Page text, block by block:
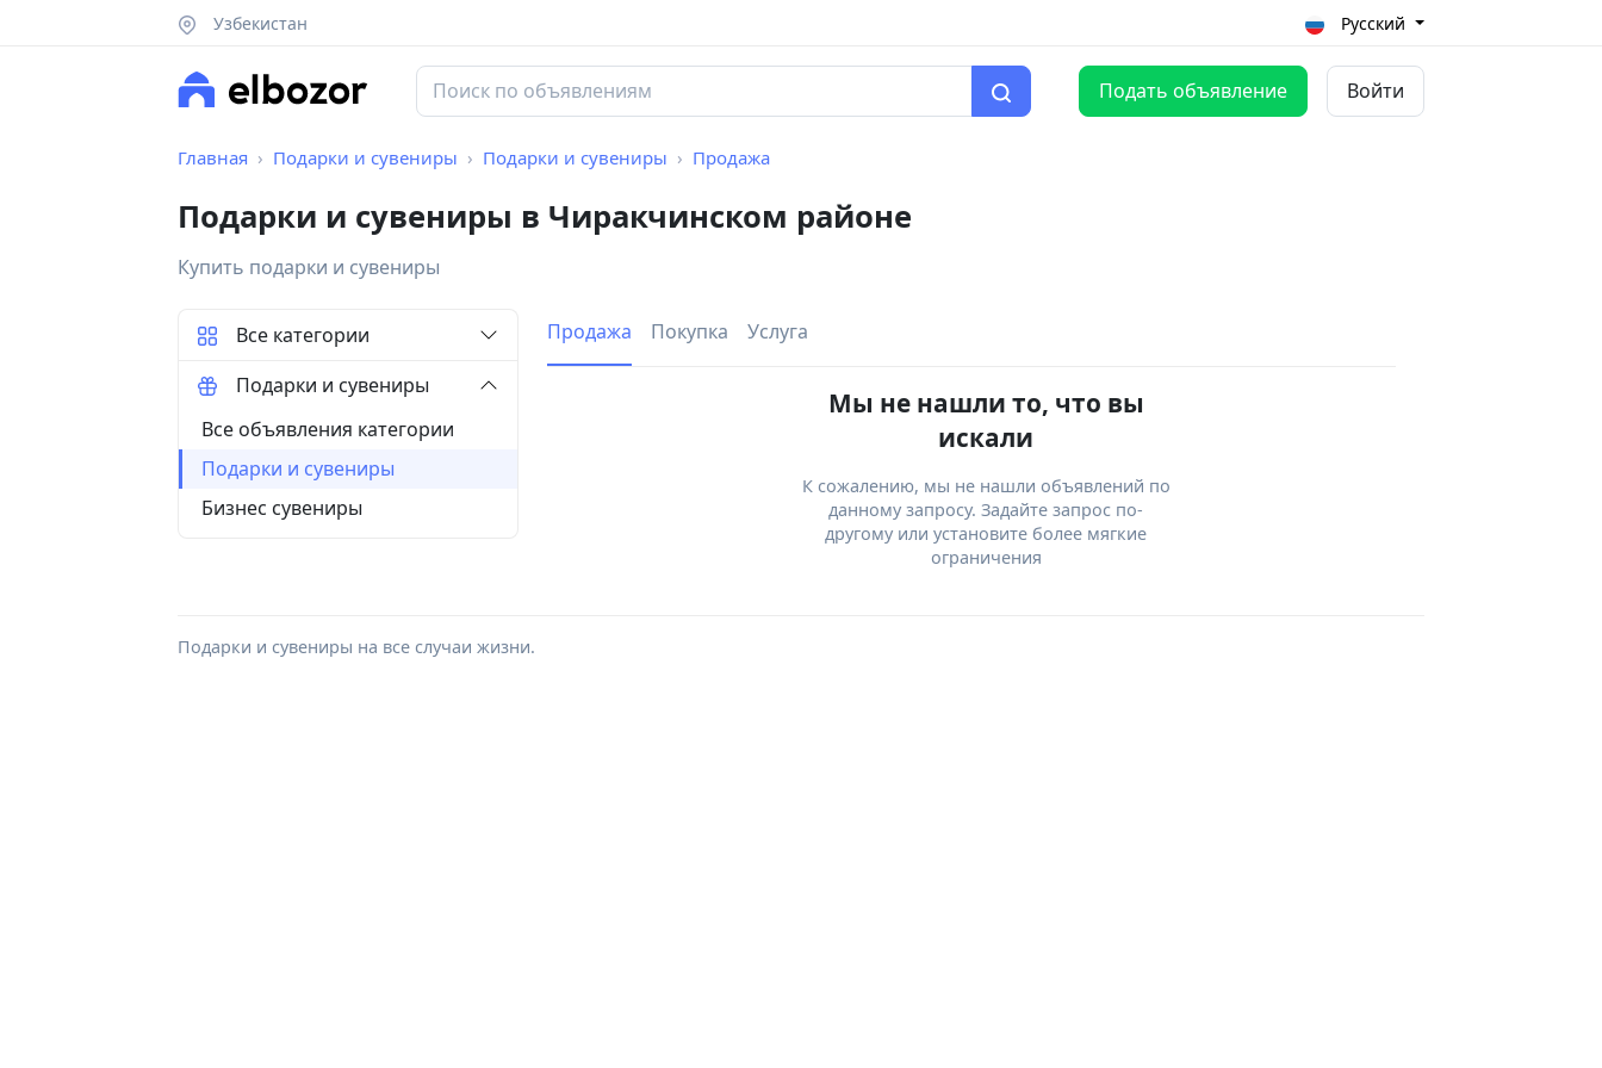
Узбекистан Русский
Подать объявление Войти
Главная Подарки и сувениры Подарки и сувениры Продажа
Подарки и сувениры в Чиракчинском районе
Купить подарки и сувениры
Продажа Покупка Услуга
Мы не нашли то, что вы
искали
К сожалению, мы не нашли объявлений по
данному запросу. Задайте запрос по-
другому или установите более мягкие
ограничения
Все категории
Подарки и сувениры
Все объявления категории
Подарки и сувениры
Бизнес сувениры
Подарки и сувениры на все случаи жизни.